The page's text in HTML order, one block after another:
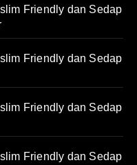
Friendly dan Sedap
Friendly dan Sedap
Friendly dan Sedap
Friendly dan Sedap